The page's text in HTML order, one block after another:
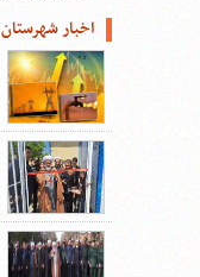
اخبار شهرستان